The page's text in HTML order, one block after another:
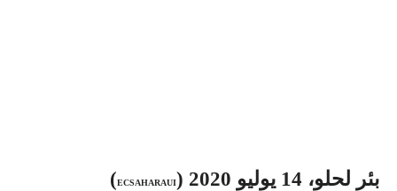
بئر لحلو، 14 يوليو 2020 ( ECSAHARAUI
)